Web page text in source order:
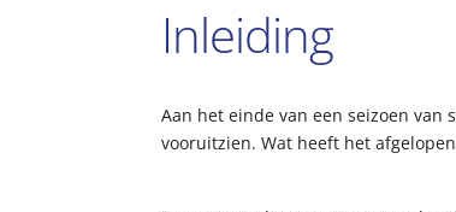
Inleiding
Aan het einde van een seizoen
vooruitzien. Wat heeft het